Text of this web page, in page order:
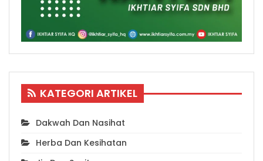
KATEGORI ARTIKEL
Dakwah Dan Nasihat
Herba Dan Kesihatan